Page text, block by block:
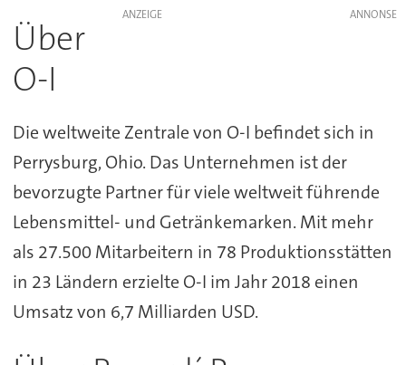
ANZEIGE
Über
O-I
Die weltweite Zentrale von O-I befindet sich in
Perrysburg, Ohio. Das Unternehmen ist der
bevorzugte Partner für viele weltweit führende
Lebensmittel- und Getränkemarken. Mit mehr
als 27.500 Mitarbeitern in 78 Produktionsstätten
in 23 Ländern erzielte O-I im Jahr 2018 einen
Umsatz von 6,7 Milliarden USD.